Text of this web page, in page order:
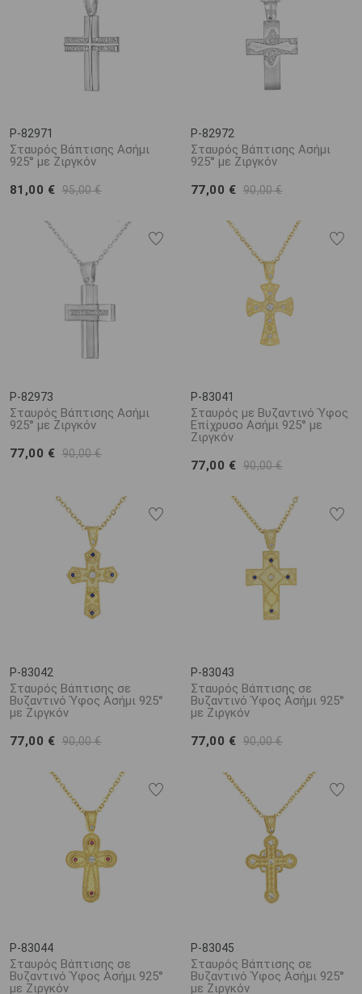
P-82971
Σταυρός Βάπτισης Ασήμι
925° με Ζιργκόν
81,00 € 95,00 €
P-82972
Σταυρός Βάπτισης Ασήμι
925° με Ζιργκόν
77,00 € 90,00 €
P-82973
Σταυρός Βάπτισης Ασήμι
925° με Ζιργκόν
77,00 € 90,00 €
P-83041
Σταυρός με Βυζαντινό Ύφος
Επίχρυσο Ασήμι 925° με
Ζιργκόν
77,00 € 90,00 €
P-83042
Σταυρός Βάπτισης σε
Βυζαντινό Ύφος Ασήμι 925°
με Ζιργκόν
77,00 € 90,00 €
P-83043
Σταυρός Βάπτισης σε
Βυζαντινό Ύφος Ασήμι 925°
με Ζιργκόν
77,00 € 90,00 €
P-83044
Σταυρός Βάπτισης σε
Βυζαντινό Ύφος Ασήμι 925°
με Ζιργκόν
P-83045
Σταυρός Βάπτισης σε
Βυζαντινό Ύφος Ασήμι 925°
με Ζιργκόν